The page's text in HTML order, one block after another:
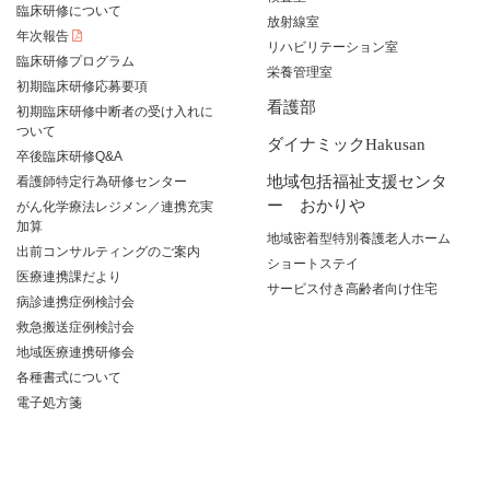
臨床研修について
年次報告
臨床研修プログラム
初期臨床研修応募要項
初期臨床研修中断者の受け入れに
ついて
卒後臨床研修Q&A
看護師特定行為研修センター
がん化学療法レジメン／連携充実
加算
出前コンサルティングのご案内
医療連携課だより
病診連携症例検討会
救急搬送症例検討会
地域医療連携研修会
各種書式について
電子処方箋
放射線室
リハビリテーション室
栄養管理室
看護部
ダイナミックHakusan
地域包括福祉支援センタ
ー おかりや
地域密着型特別養護老人ホーム
ショートステイ
サービス付き高齢者向け住宅